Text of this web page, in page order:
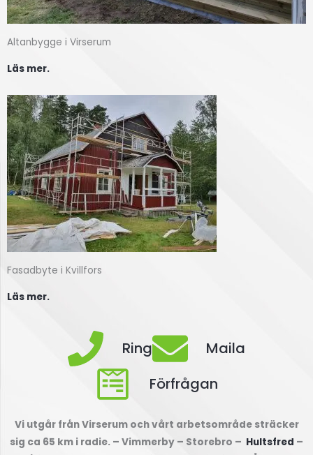
Altanbygge i Virserum
Läs mer.
Fasadbyte i Kvillfors
Läs mer.
Ring
Maila
Förfrågan
Vi utgår från Virserum och vårt arbetsområde sträcker
sig ca 65 km i radie. – Vimmerby – Storebro – Hultsfred –